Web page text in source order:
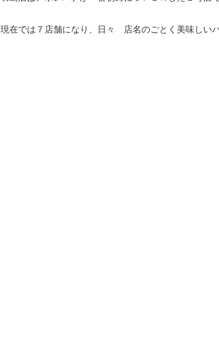
現在では７店舗になり、日々 店名のごとく美味しい